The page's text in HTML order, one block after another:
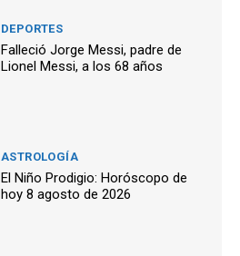
DEPORTES
Falleció Jorge Messi, padre de
Lionel Messi, a los 68 años
ASTROLOGÍA
El Niño Prodigio: Horóscopo de
hoy 8 agosto de 2026